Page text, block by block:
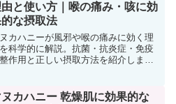
と使い方｜喉の痛み・咳に効
な摂取法
カハニーが風邪や喉の痛みに効く理
科学的に解説。抗菌・抗炎症・免疫
作用と正しい摂取方法を紹介しま
ヌカハニー 乾燥肌に効果的な